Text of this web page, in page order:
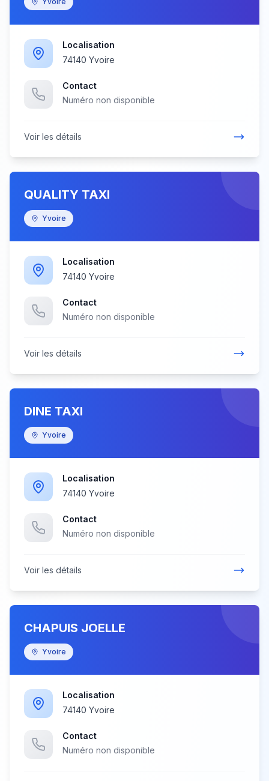
Localisation
74140 Yvoire
Contact
Numéro non disponible
Voir les détails
QUALITY TAXI
Yvoire
Localisation
74140 Yvoire
Contact
Numéro non disponible
Voir les détails
DINE TAXI
Yvoire
Localisation
74140 Yvoire
Contact
Numéro non disponible
Voir les détails
CHAPUIS JOELLE
Yvoire
Localisation
74140 Yvoire
Contact
Numéro non disponible